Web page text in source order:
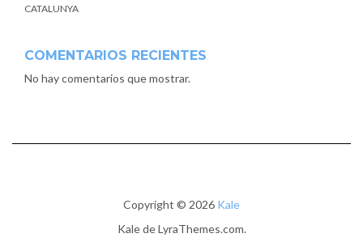
CATALUNYA
COMENTARIOS RECIENTES
No hay comentarios que mostrar.
Copyright © 2026 Kale
Kalede LyraThemes.com.